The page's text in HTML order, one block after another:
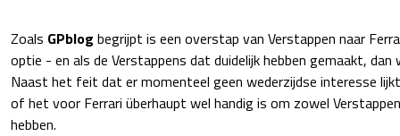
Zoals GPblog begrijpt is een overstap van Verstappen naar
optie - en als de Verstappens dat duidelijk hebben gemaakt,
Naast het feit dat er momenteel geen wederzijdse interesse
of het voor Ferrari überhaupt wel handig is om zowel
hebben.